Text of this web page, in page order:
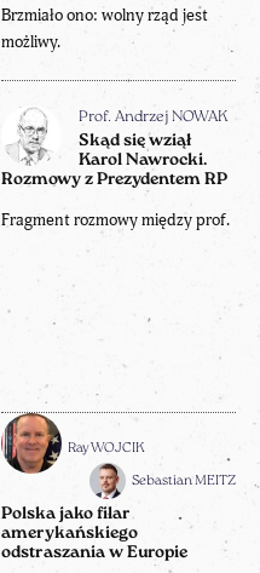
Brzmiało ono: wolny rząd jest
możliwy.
Prof. Andrzej NOWAK
Skąd się wziął
Karol Nawrocki.
Rozmowy z Prezydentem RP
Fragment rozmowy między prof.
Ray WOJCIK
Sebastian MEITZ
Polska jako filar
amerykańskiego
odstraszania w Europie